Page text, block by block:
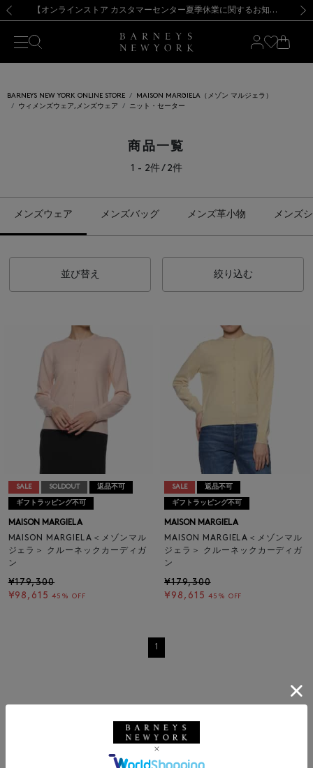
新規登録のお客様も対象！＜MY BARNEYS＞会員のお客様は11,000円（税込）以上のお買上げで常時送料無料！お買い物の際は会員登録を！
【夏季休業に伴う出荷一時停止のお知らせ】(2026.8.7) 【オンラインストア カスタマーセンター夏季休業に関するお知らせ】（2026.8.7）
【夏季休業に伴う返品・交換承り一時停止のお知らせ】（2026.8.5）
熊本県を中心とした地震の影響によるお荷物のお届けについて
【開催中】SUMMER SALEのご案内・ご注意事項 新規登録のお客様も対象！＜MY BARNEYS＞会員のお客様は11,000円（税込）以上のお買上げで常時送料無料！お買い物の際は会員登録を！
【夏季休業に伴う出荷一時停止のお知らせ】(2026.8.7)
BARNEYS NEW YORK ONLINE STORE
MAISON MARGIELA（メゾン マルジェラ）
ウィメンズウェア,メンズウェア
ニット・セーター
商品一覧
1 - 2件 / 2件
メンズウェア メンズバッグ メンズ革小物 メンズ
並び替え 絞り込む
SALE SOLDOUT 返品不可
ギフトラッピング不可
MAISON MARGIELA
MAISON MARGIELA＜メゾンマル
ジェラ＞ クルーネックカーディガ
ン
¥179,300
¥98,615 45% OFF
SALE 返品不可
ギフトラッピング不可
MAISON MARGIELA
MAISON MARGIELA＜メゾンマル
ジェラ＞ クルーネックカーディガ
ン
¥179,300
¥98,615 45% OFF
1